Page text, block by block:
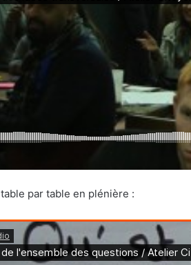
table par table en plénière :